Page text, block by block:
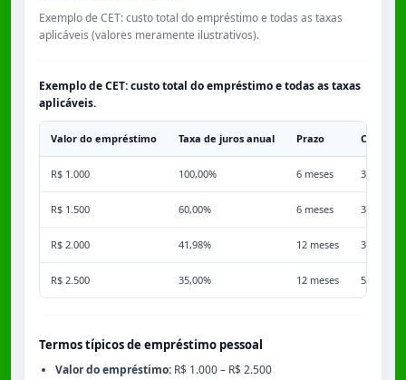
Exemplo de CET: custo total do empréstimo e todas as taxas
aplicáveis (valores meramente ilustrativos).
Exemplo de CET: custo total do empréstimo e todas as taxas
aplicáveis.
Valor do empréstimo Taxa de juros anual Prazo
R$ 1.000 100,00% 6 meses 3,50%
R$ 1.500 60,00% 6 meses 3,50%
R$ 2.000 41,98% 12 meses 3,50%
R$ 2.500 35,00% 12 meses 5,00%
Termos típicos de empréstimo pessoal
Valor do empréstimo: R$ 1.000 – R$ 2.500